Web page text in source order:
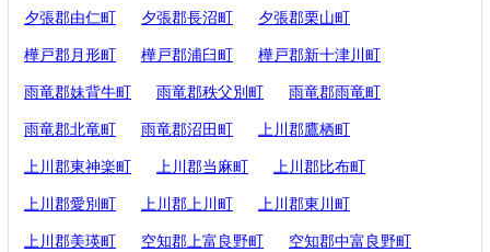
夕張郡由仁町 夕張郡長沼町 夕張郡栗山町
樺戸郡月形町 樺戸郡浦臼町 樺戸郡新十津川町
雨竜郡妹背牛町 雨竜郡秩父別町 雨竜郡雨竜町
雨竜郡北竜町 雨竜郡沼田町 上川郡鷹栖町
上川郡東神楽町 上川郡当麻町 上川郡比布町
上川郡愛別町 上川郡上川町 上川郡東川町
上川郡美瑛町 空知郡上富良野町 空知郡中富良野町